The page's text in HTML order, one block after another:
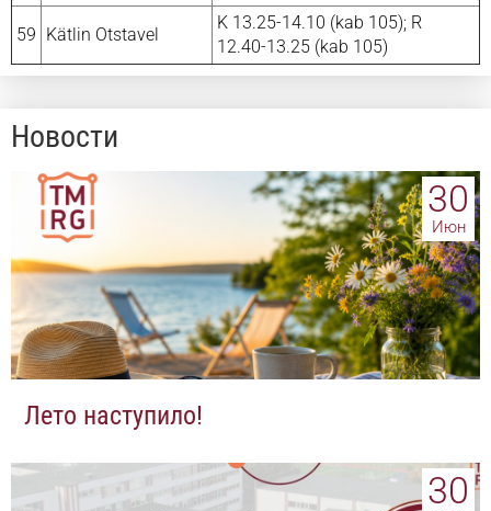
59 Kätlin Otstavel
K 13.25-14.10 (kab 105); R
12.40-13.25 (kab 105)
Новости
30
Июн
Лето наступило!
30